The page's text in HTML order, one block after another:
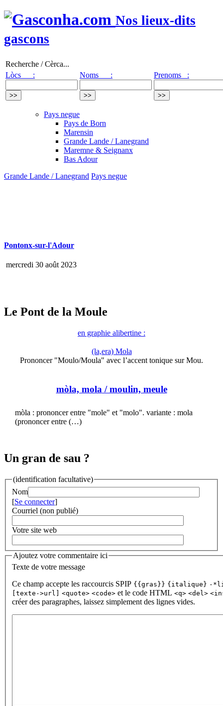
Nos lieux-dits
gascons
Recherche / Cèrca...
Lòcs :
Noms : Prenoms :
Pays negue
Pays de Born
Marensin
Grande Lande / Lanegrand
Maremne & Seignanx
Bas Adour
Grande Lande / Lanegrand Pays negue
Pontonx-sur-l'Adour
mercredi 30 août 2023
Le Pont de la Moule
en graphie alibertine :
(la,era) Mola
Prononcer "Moulo/Moula" avec l’accent tonique sur Mou.
mòla, mola / moulin, meule
mòla : prononcer entre "mole" et "molo". variante : mola
(prononcer entre (…)
Un gran de sau ?
(identification facultative)
Nom
[Se connecter]
Courriel (non publié)
Votre site web
Ajoutez votre commentaire ici
Texte de votre message
Ce champ accepte les raccourcis SPIP {{gras}} {italique} -
[texte->url]
<quote> <code> et le code HTML <q> <del>
créer des paragraphes, laissez simplement des lignes vides.